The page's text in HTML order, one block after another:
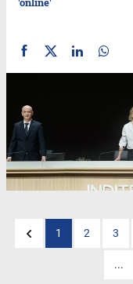
1 2 3
...